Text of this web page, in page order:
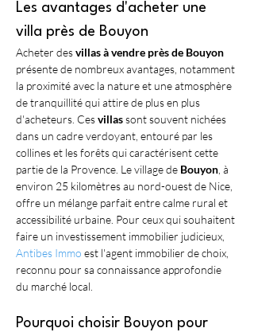
Les avantages d'acheter une
villa près de Bouyon
Acheter des villas à vendre près de Bouyon
présente de nombreux avantages, notamment
la proximité avec la nature et une atmosphère
de tranquillité qui attire de plus en plus
d'acheteurs. Ces villas sont souvent nichées
dans un cadre verdoyant, entouré par les
collines et les forêts qui caractérisent cette
partie de la Provence. Le village de Bouyon , à
environ 25 kilomètres au nord-ouest de Nice,
offre un mélange parfait entre calme rural et
accessibilité urbaine. Pour ceux qui souhaitent
faire un investissement immobilier judicieux,
Antibes Immo est l'agent immobilier de choix,
reconnu pour sa connaissance approfondie
du marché local.
Pourquoi choisir Bouyon pour